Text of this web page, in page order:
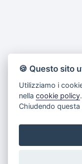
🍪 Questo sito
Utilizziamo i
nellacookie policy
Chiudendo